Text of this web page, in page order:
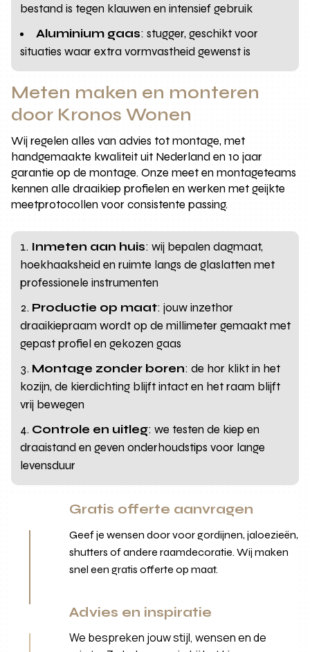
bestand is tegen klauwen en intensief gebruik
Aluminium gaas: stugger, geschikt voor
situaties waar extra vormvastheid gewenst is
Meten maken en monteren
door Kronos Wonen
Wij regelen alles van advies tot montage, met
handgemaakte kwaliteit uit Nederland en 10 jaar
garantie op de montage. Onze meet en montageteams
kennen alle draaikiep profielen en werken met geijkte
meetprotocollen voor consistente passing.
Inmeten aan huis: wij bepalen dagmaat,
hoekhaaksheid en ruimte langs de glaslatten met
professionele instrumenten
Productie op maat: jouw inzethor
draaikiepraam wordt op de millimeter gemaakt met
gepast profiel en gekozen gaas
Montage zonder boren: de hor klikt in het
kozijn, de kierdichting blijft intact en het raam blijft
vrij bewegen
Controle en uitleg: we testen de kiep en
draaistand en geven onderhoudstips voor lange
levensduur
Gratis offerte aanvragen
Geef je wensen door voor gordijnen, jaloezieën,
shutters of andere raamdecoratie. Wij maken
snel een gratis offerte op maat.
Advies en inspiratie
We bespreken jouw stijl, wensen en de